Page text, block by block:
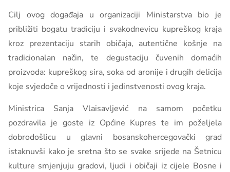
Cilj ovog događaja u organizaciji Ministarstva bio je
približiti bogatu tradiciju i svakodnevicu kupreškog kraja
kroz prezentaciju starih običaja, autentične košnje na
tradicionalan način, te degustaciju čuvenih domaćih
proizvoda: kupreškog sira, soka od aronije i drugih delicija
koje svjedoče o vrijednosti i jedinstvenosti ovog kraja.
Ministrica Sanja Vlaisavljević na samom početku
pozdravila je goste iz Općine Kupres te im poželjela
dobrodošlicu u glavni bosanskohercegovački grad
istaknuvši kako je sretna što se svake srijede na Šetnicu
kulture smjenjuju gradovi, ljudi i običaji iz cijele Bosne i